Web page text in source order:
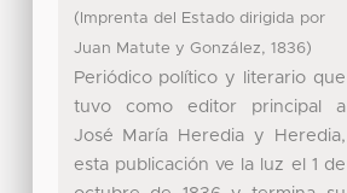
( Imprenta del Estado dirigida por
Juan Matute y González, 1836)
Periódico político y literario que
tuvo como editor principal a
José María Heredia y Heredia,
esta publicación ve la luz el 1 de